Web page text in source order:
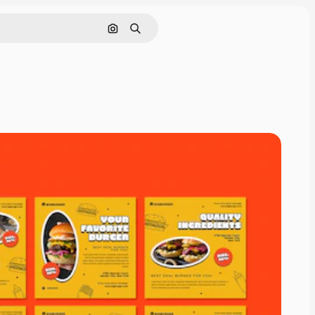
Cerca per immagine
Ricerca